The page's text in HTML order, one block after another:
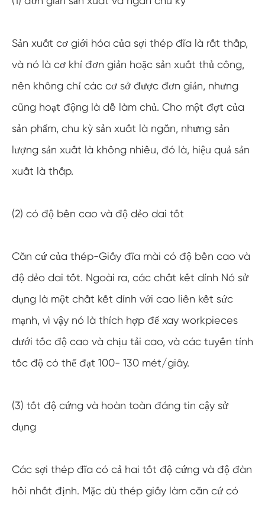
Sản xuất cơ giới hóa của sợi thép đĩa là rất thấp,
và nó là cơ khí đơn giản hoặc sản xuất thủ công,
nên không chỉ các cơ sở được đơn giản, nhưng
cũng hoạt động là dễ làm chủ. Cho một đợt của
sản phẩm, chu kỳ sản xuất là ngắn, nhưng sản
lượng sản xuất là không nhiều, đó là, hiệu quả sản
xuất là thấp.
(2) có độ bền cao và độ dẻo dai tốt
Căn cứ của thép-Giấy đĩa mài có độ bền cao và
độ dẻo dai tốt. Ngoài ra, các chất kết dính Nó sử
dụng là một chất kết dính với cao liên kết sức
mạnh, vì vậy nó là thích hợp để xay workpieces
dưới tốc độ cao và chịu tải cao, và các tuyến tính
tốc độ có thể đạt 100- 130 mét/giây.
(3) tốt độ cứng và hoàn toàn đáng tin cậy sử
dụng
Các sợi thép đĩa có cả hai tốt độ cứng và độ đàn
hồi nhất định. Mặc dù thép giấy làm căn cứ có